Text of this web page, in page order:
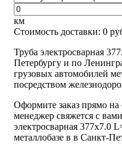
км
Стоимость доставки: 0
Труба электросварная
Петербургу и по
грузовых автомобилей
посредством
Оформите заказ прямо на
менеджер свяжется с
электросварная 377х7.0
металлобазе в в Санкт-